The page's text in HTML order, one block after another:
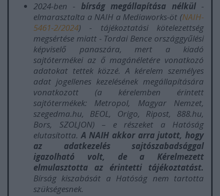
2024-ben - bírság megállapítása nélkül-
elmarasztalta a NAIH a Mediaworks-öt (NAIH-
5461-2/2024) - tájékoztatási kötelezettség
megsértése miatt - Tordai Bence országgyűlési
képviselő panaszára, mert a kiadó
sajtótermékei az ő magánéletére vonatkozó
adatokat tettek közzé. A kérelem személyes
adat jogellenes kezelésének megállapítására
vonatkozott (a kérelemben érintett
sajtótermékek: Metropol, Magyar Nemzet,
szegedma.hu, BEOL, Origo, Ripost, 888.hu,
Bors, SZOLJON) – e részeket a Hatóság
elutasította.A NAIH akkor arra jutott, hogy
az adatkezelés sajtószabadsággal
igazolható volt, de a Kérelmezett
elmulasztotta az érintetti tájékoztatást.
Bírság kiszabását a Hatóság nem tartotta
szükségesnek.